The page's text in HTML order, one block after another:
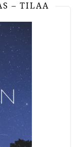
– TILAA